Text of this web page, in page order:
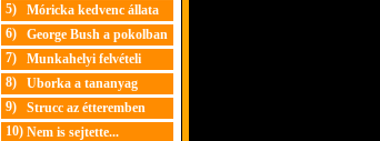
5)
Móricka kedvenc állata
6)
George Bush a pokolban
7)
Munkahelyi felvételi
8)
Uborka a tananyag
9)
Strucc az étteremben
10) Nem is sejtette...